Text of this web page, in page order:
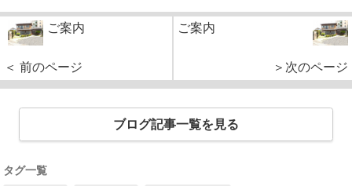
ご案内
＜ 前のページ
ご案内
＞次のページ
ブログ記事一覧を見る
タグ一覧